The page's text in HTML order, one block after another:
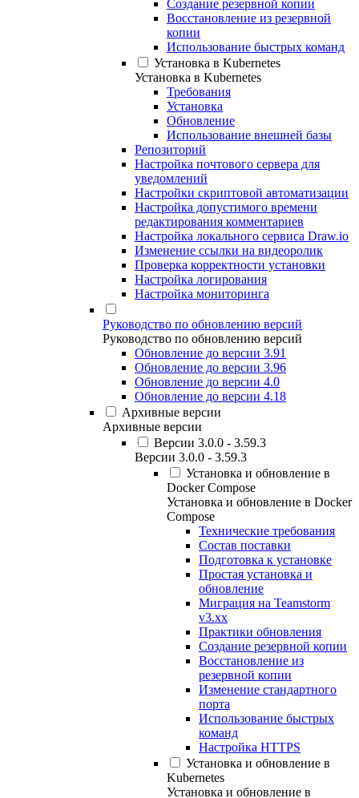
Создание резервной копии
Восстановление из резервной
копии
Использование быстрых команд
Установка в Kubernetes
Установка в Kubernetes
Требования
Установка
Обновление
Использование внешней базы
Репозиторий
Настройка почтового сервера для
уведомлений
Настройки скриптовой автоматизации
Настройка допустимого времени
редактирования комментариев
Настройка локального сервиса Draw.io
Изменение ссылки на видеоролик
Проверка корректности установки
Настройка логирования
Настройка мониторинга
Руководство по обновлению версий
Руководство по обновлению версий
Обновление до версии 3.91
Обновление до версии 3.96
Обновление до версии 4.0
Обновление до версии 4.18
Архивные версии
Архивные версии
Версии 3.0.0 - 3.59.3
Версии 3.0.0 - 3.59.3
Установка и обновление в
Docker Compose
Установка и обновление в Docker
Compose
Технические требования
Состав поставки
Подготовка к установке
Простая установка и
обновление
Миграция на Teamstorm
v3.xx
Практики обновления
Создание резервной копии
Восстановление из
резервной копии
Изменение стандартного
порта
Использование быстрых
команд
Настройка HTTPS
Установка и обновление в
Kubernetes
Установка и обновление в